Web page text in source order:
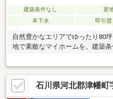
建築条件なし 更
本下水
即引
自然豊かなエリアでゆったり80
地で素敵なマイホームを。建築条
石川県河北郡津幡町